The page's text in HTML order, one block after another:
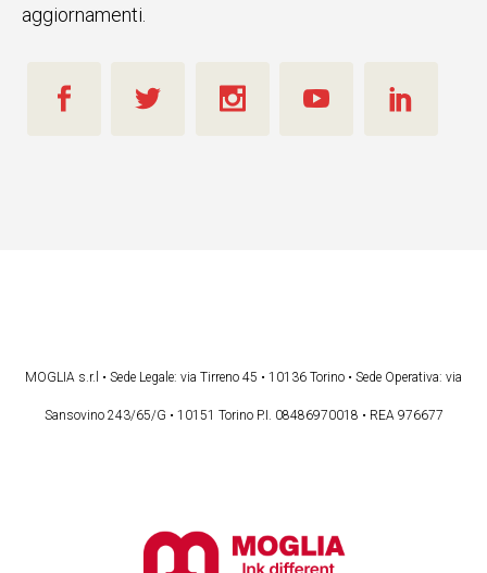
aggiornamenti.
MOGLIA s.r.l • Sede Legale: via Tirreno 45 • 10136 Torino • Sede Operativa: via
Sansovino 243/65/G • 10151 Torino P.I. 08486970018 • REA 976677